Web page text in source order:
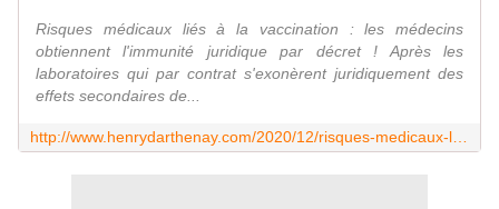
Risques médicaux liés à la vaccination : les médecins
obtiennent l'immunité juridique par décret ! Après les
laboratoires qui par contrat s'exonèrent juridiquement des
effets secondaires de...